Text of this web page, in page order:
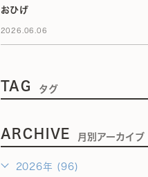
おひげ
2026.06.06
TAG タグ
ARCHIVE 月別アーカイブ
2026年 (96)